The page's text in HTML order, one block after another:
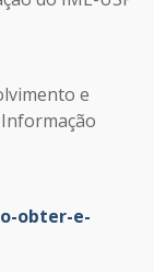
e
Informação
obter-e-